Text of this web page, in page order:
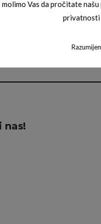
NAOČALE
07
nas!
molimo Vas da pročitate
privatnosti